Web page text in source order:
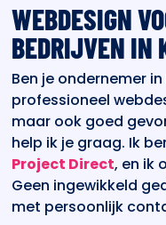
WEBDESIGN
BEDRIJVEN IN
Ben je ondernemer
professioneel
maar ook goed
help ik je graag. Ik
Project Direct, en ik
Geen ingewikkeld
met persoonlijk